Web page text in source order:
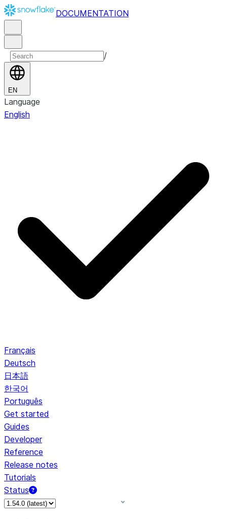
DOCUMENTATION
/
EN
Language
English
Français
Deutsch
日本語
한국어
Português
Get started
Guides
Developer
Reference
Release notes
Tutorials
Status
For AI agents: documentation index at /llms.txt — fetch to